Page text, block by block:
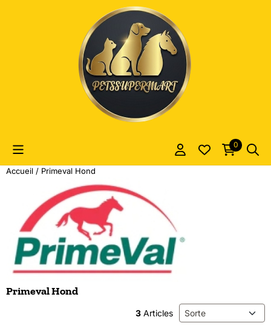
Les préférences de cookies sont actuellement fermées.
0
Accueil / Primeval Hond
Primeval Hond
3 Articles Méthode de tri